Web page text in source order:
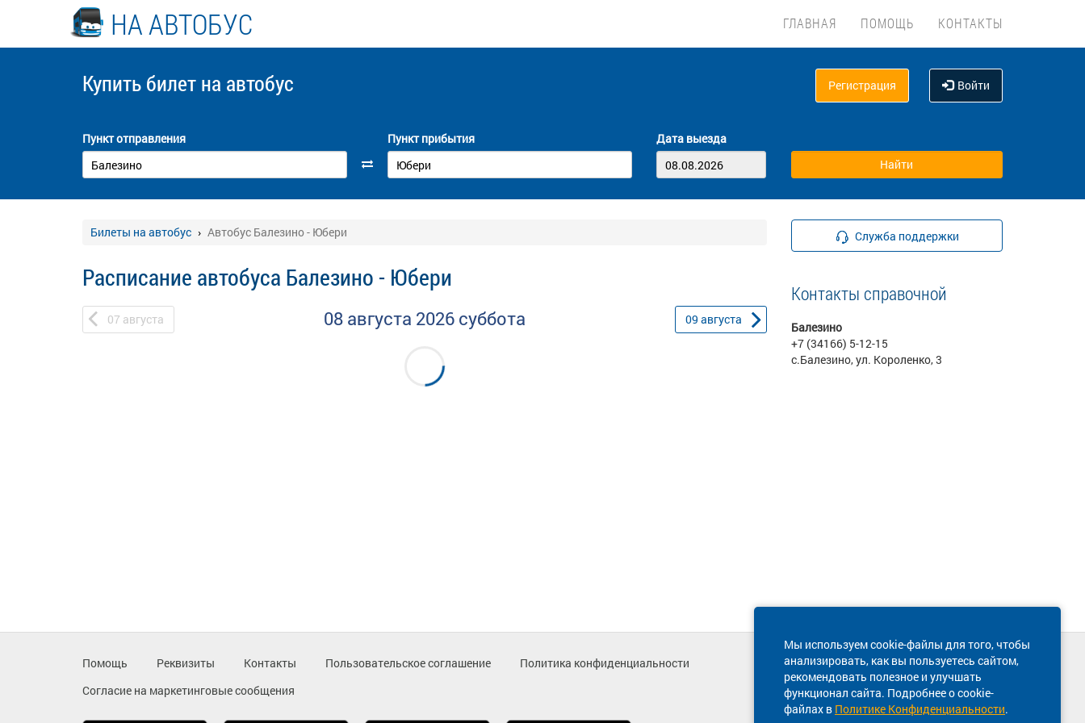
НА АВТОБУС ГЛАВНАЯ ПОМОЩЬ КОНТАКТЫ
Купить билет на автобус Регистрация Войти
Пункт отправления Пункт прибытия Дата выезда
Билеты на автобус Автобус Балезино - Юбери
Расписание автобуса Балезино - Юбери
07 августа 08 августа 2026 суббота 09 августа
Служба поддержки
Контакты справочной
Балезино
+7 (34166) 5-12-15
с.Балезино, ул. Короленко, 3
Мы используем cookie-файлы для того, чтобы
анализировать, как вы пользуетесь сайтом,
рекомендовать полезное и улучшать
функционал сайта. Подробнее о cookie-
файлах в Политике Конфиденциальности.
Помощь Реквизиты Контакты Пользовательское соглашение
Политика конфиденциальности
Согласие на маркетинговые сообщения
Техническая поддержка сайта
8 800 600-03-38